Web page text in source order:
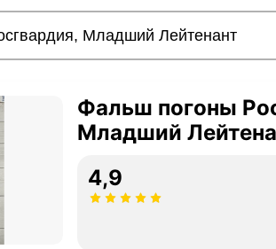
Фальш погоны
Младший
4,9